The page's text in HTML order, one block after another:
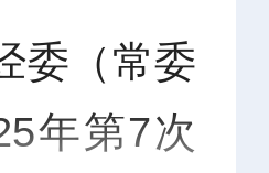
委（常委
年第7次